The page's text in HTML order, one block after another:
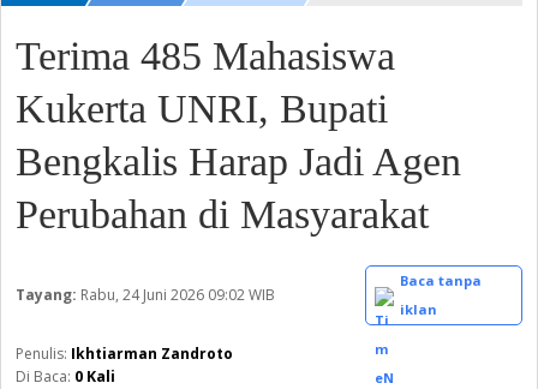
Terima 485 Mahasiswa
Kukerta UNRI, Bupati
Bengkalis Harap Jadi Agen
Perubahan di Masyarakat
Tayang: Rabu, 24 Juni 2026 09:02 WIB
Baca tanpa
iklan
Ikhtiarman Zandroto
Di Baca: 0 Kali